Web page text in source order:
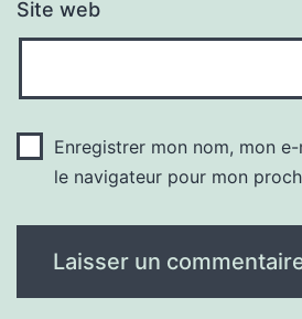
Site web
Enregistrer mon nom, mon
le navigateur pour mon